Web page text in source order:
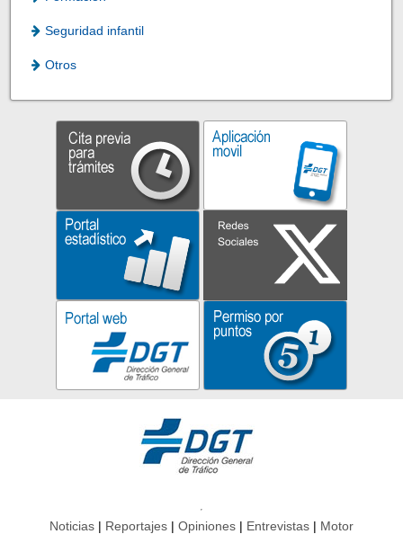
Seguridad infantil
Otros
Noticias Reportajes Opiniones Entrevistas Motor